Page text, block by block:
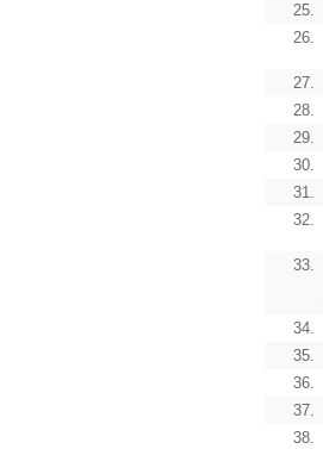
25.
26.
27.
28.
29.
30.
31.
32.
33.
34.
35.
36.
37.
38.